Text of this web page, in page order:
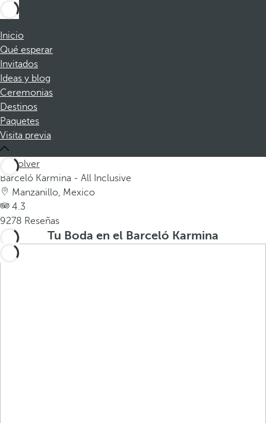
Inicio
Qué esperar
Invitados
Ideas y blog
Ceremonias
Destinos
Paquetes
Visita previa
Volver
Barceló Karmina - All Inclusive
Manzanillo, Mexico
4.3
9278 Reseñas
Tu Boda en el Barceló Karmina